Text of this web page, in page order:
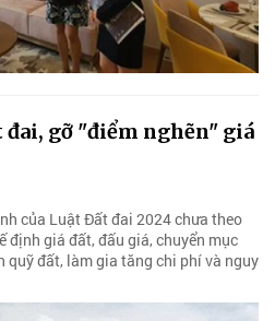
đai, gỡ "điểm nghẽn" giá
của Luật Đất đai 2024 chưa theo
định giá đất, đấu giá, chuyển mục
quỹ đất, làm gia tăng chi phí và nguy